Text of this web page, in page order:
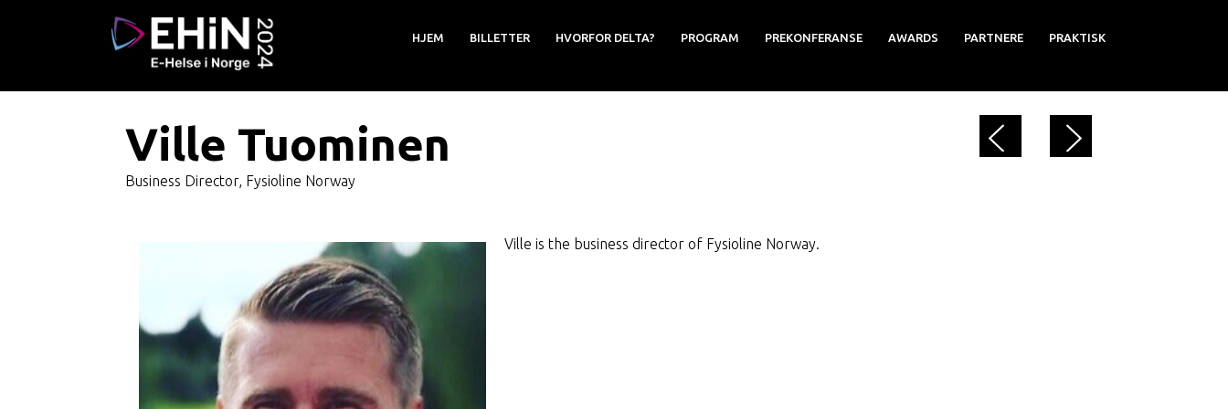
HJEM BILLETTER HVORFOR DELTA? PROGRAM PREKONFERANSE AWARDS PARTNERE PRAKTISK
Ville Tuominen
Business Director, Fysioline Norway
Ville is the business director of Fysioline Norway.